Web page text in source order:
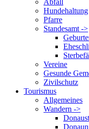
Abfall
Hundehaltung
Pfarre
Standesamt ->
Vereine
Gesunde
Zivilschutz
Tourismus
Allgemeines
Wandern ->